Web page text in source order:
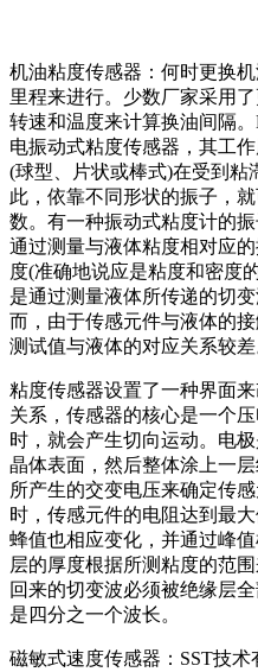
机油粘度传感器：何时更换
里程来进行。少数厂家采用
转速和温度来计算换油间隔
电振动式粘度传感器，其工
(球型、片状或棒式)在受到粘
此，依靠不同形状的振子，
数。有一种振动式粘度计的
通过测量与液体粘度相对应
度(准确地说应是粘度和密度
是通过测量液体所传递的切
而，由于传感元件与液体的
测试值与液体的对应关系较差
粘度传感器设置了一种界面
关系，传感器的核心是一个
时，就会产生切向运动。电
晶体表面，然后整体涂上一
所产生的交变电压来确定传
时，传感元件的电阻达到最
蜂值也相应变化，并通过峰
层的厚度根据所测粘度的范
回来的切变波必须被绝缘层
是四分之一个波长。
磁敏式速度传感器：SST技